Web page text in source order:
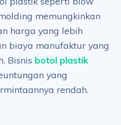
memungkinkan
harga yang lebih
biaya manufaktur yang
Bisnis botol plastik
yang
rendah.